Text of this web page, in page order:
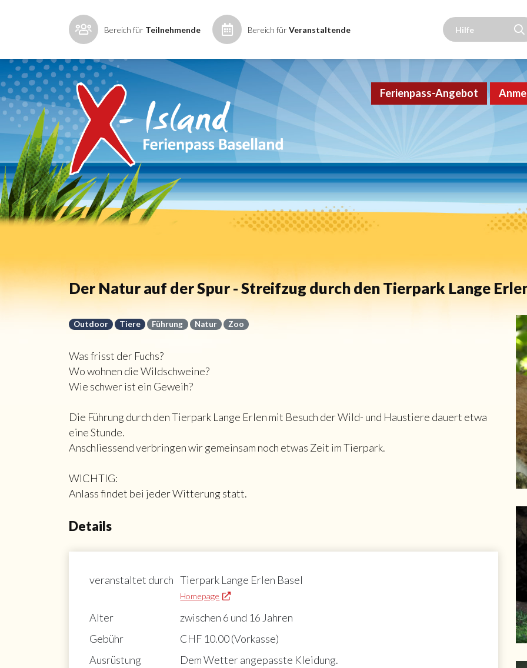
Bereich für Teilnehmende Bereich fürVeranstaltende
Ferienpass-Angebot
Der Natur auf der Spur - Streifzug durch den Tierpark Lange
Outdoor Tiere Führung Natur Zoo
Was frisst der Fuchs?
Wo wohnen die Wildschweine?
Wie schwer ist ein Geweih?
Die Führung durch den Tierpark Lange Erlen mit Besuch der Wild- und Haustiere dauert etwa
eine Stunde.
Anschliessend verbringen wir gemeinsam noch etwas Zeit im Tierpark.
WICHTIG:
Anlass findet bei jeder Witterung statt.
Details
veranstaltet durch Tierpark Lange Erlen Basel
Homepage
Alter
zwischen 6 und 16 Jahren
Gebühr
CHF 10.00 (Vorkasse)
Ausrüstung
Dem Wetter angepasste Kleidung.